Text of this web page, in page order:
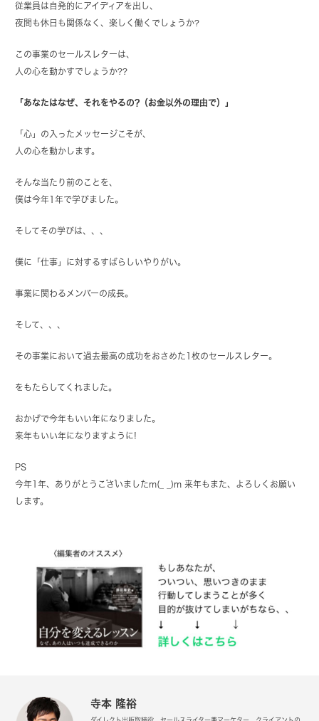
従業員は自発的にアイディアを出し、
夜間も休日も関係なく、楽しく働くでしょうか?
この事業のセールスレターは、
人の心を動かすでしょうか??
「あなたはなぜ、それをやるの?（お金以外の理由で）」
「心」の入ったメッセージこそが、
人の心を動かします。
そんな当たり前のことを、
僕は今年1年で学びました。
そしてその学びは、、、
僕に「仕事」に対するすばらしいやりがい。
事業に関わるメンバーの成長。
そして、、、
その事業において過去最高の成功をおさめた1枚のセールスレター。
をもたらしてくれました。
おかげで今年もいい年になりました。
来年もいい年になりますように!
PS
今年1年、ありがとうございましたm(_ _)m 来年もまた、よろしくお願い
します。
寺本 隆裕
ダイレクト出版取締役。セールスライター兼マーケター。クライアントの